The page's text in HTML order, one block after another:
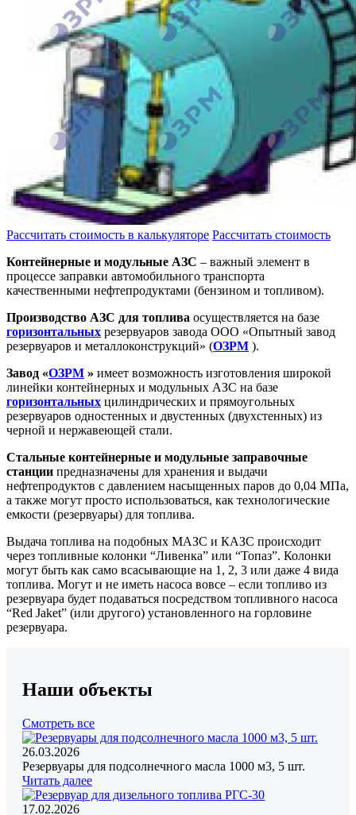
Рассчитать стоимость в калькуляторе Рассчитать стоимость
Контейнерные и модульные АЗС – важный элемент в
процессе заправки автомобильного транспорта
качественными нефтепродуктами (бензином и топливом).
Производство АЗС для топлива осуществляется на базе
горизонтальных резервуаров завода ООО «Опытный завод
резервуаров и металлоконструкций» (ОЗРМ ).
Завод «ОЗРМ » имеет возможность изготовления широкой
линейки контейнерных и модульных АЗС на базе
горизонтальных цилиндрических и прямоугольных
резервуаров одностенных и двустенных (двухстенных) из
черной и нержавеющей стали.
Стальные контейнерные и модульные заправочные
станции предназначены для хранения и выдачи
нефтепродуктов с давлением насыщенных паров до 0,04 МПа,
а также могут просто использоваться, как технологические
емкости (резервуары) для топлива.
Выдача топлива на подобных МАЗС и КАЗС происходит
через топливные колонки “Ливенка” или “Топаз”. Колонки
могут быть как само всасывающие на 1, 2, 3 или даже 4 вида
топлива. Могут и не иметь насоса вовсе – если топливо из
резервуара будет подаваться посредством топливного насоса
“Red Jaket” (или другого) установленного на горловине
резервуара.
Наши объекты
Смотреть все
26.03.2026
Резервуары для подсолнечного масла 1000 м3, 5 шт.
Читать далее
17.02.2026